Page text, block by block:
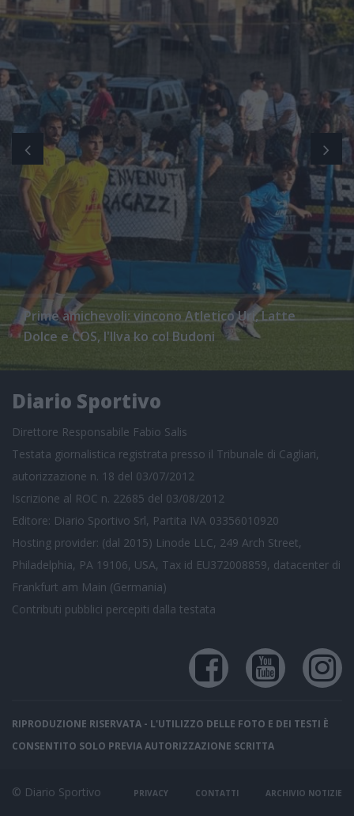
Prime amichevoli: vincono Atletico Uri, Latte
Dolce e COS, l'Ilva ko col Budoni
Diario Sportivo
Direttore Responsabile Fabio Salis
Testata giornalistica registrata presso il Tribunale di Cagliari,
autorizzazione n. 18 del 03/07/2012
Iscrizione al ROC n. 22685 del 03/08/2012
Editore: Diario Sportivo Srl, Partita IVA 03356010920
Hosting provider: (dal 2015) Linode LLC, 249 Arch Street,
Philadelphia, PA 19106, USA, Tax id EU372008859, datacenter di
Frankfurt am Main (Germania)
Contributi pubblici percepiti dalla testata
RIPRODUZIONE RISERVATA - L'UTILIZZO DELLE FOTO E DEI TESTI È
CONSENTITO SOLO PREVIA AUTORIZZAZIONE SCRITTA
© Diario Sportivo PRIVACY CONTATTI ARCHIVIO NOTIZIE